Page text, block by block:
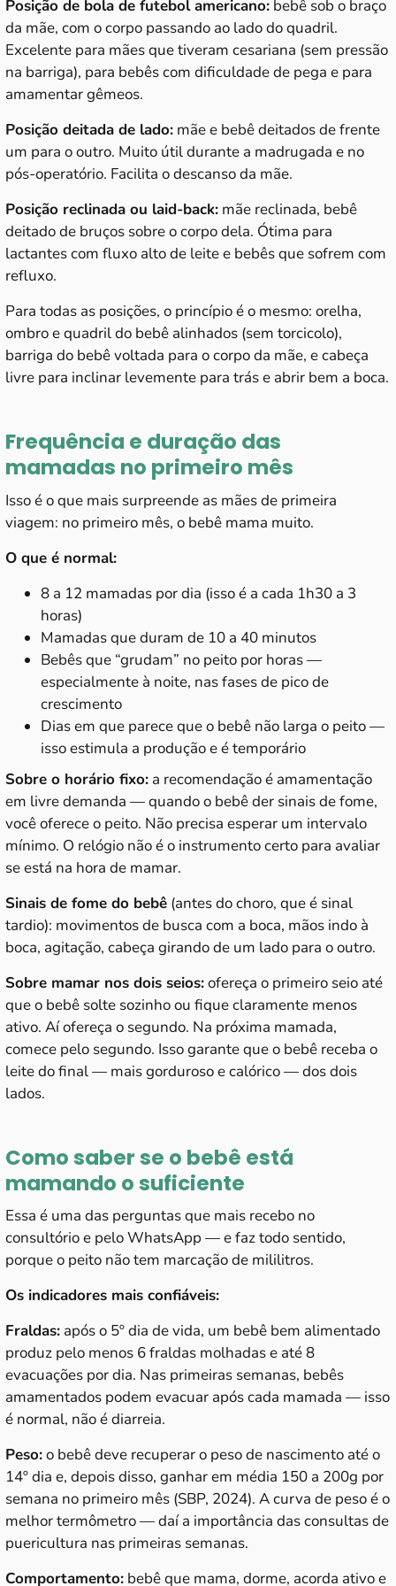
Posição de bola de futebol americano: bebê sob o braço
da mãe, com o corpo passando ao lado do quadril.
Excelente para mães que tiveram cesariana (sem pressão
na barriga), para bebês com dificuldade de pega e para
amamentar gêmeos.
Posição deitada de lado: mãe e bebê deitados de frente
um para o outro. Muito útil durante a madrugada e no
pós-operatório. Facilita o descanso da mãe.
Posição reclinada ou laid-back: mãe reclinada, bebê
deitado de bruços sobre o corpo dela. Ótima para
lactantes com fluxo alto de leite e bebês que sofrem com
refluxo.
Para todas as posições, o princípio é o mesmo: orelha,
ombro e quadril do bebê alinhados (sem torcicolo),
barriga do bebê voltada para o corpo da mãe, e cabeça
livre para inclinar levemente para trás e abrir bem a boca.
Frequência e duração das
mamadas no primeiro mês
Isso é o que mais surpreende as mães de primeira
viagem: no primeiro mês, o bebê mama muito.
O que é normal:
8 a 12 mamadas por dia (isso é a cada 1h30 a 3
horas)
Mamadas que duram de 10 a 40 minutos
Bebês que “grudam” no peito por horas —
especialmente à noite, nas fases de pico de
crescimento
Dias em que parece que o bebê não larga o peito —
isso estimula a produção e é temporário
Sobre o horário fixo: a recomendação é amamentação
em livre demanda — quando o bebê der sinais de fome,
você oferece o peito. Não precisa esperar um intervalo
mínimo. O relógio não é o instrumento certo para avaliar
se está na hora de mamar.
Sinais de fome do bebê (antes do choro, que é sinal
tardio): movimentos de busca com a boca, mãos indo à
boca, agitação, cabeça girando de um lado para o outro.
Sobre mamar nos dois seios:ofereça o primeiro seio até
que o bebê solte sozinho ou fique claramente menos
ativo. Aí ofereça o segundo. Na próxima mamada,
comece pelo segundo. Isso garante que o bebê receba o
leite do final — mais gorduroso e calórico — dos dois
lados.
Como saber se o bebê está
mamando o suficiente
Essa é uma das perguntas que mais recebo no
consultório e pelo WhatsApp — e faz todo sentido,
porque o peito não tem marcação de mililitros.
Os indicadores mais confiáveis:
Fraldas: após o 5º dia de vida, um bebê bem alimentado
produz pelo menos 6 fraldas molhadas e até 8
evacuações por dia. Nas primeiras semanas, bebês
amamentados podem evacuar após cada mamada — isso
é normal, não é diarreia.
Peso:o bebê deve recuperar o peso de nascimento até o
14º dia e, depois disso, ganhar em média 150 a 200g por
semana no primeiro mês (SBP, 2024). A curva de peso é o
melhor termômetro — daí a importância das consultas de
puericultura nas primeiras semanas.
Comportamento: bebê que mama, dorme, acorda ativo e